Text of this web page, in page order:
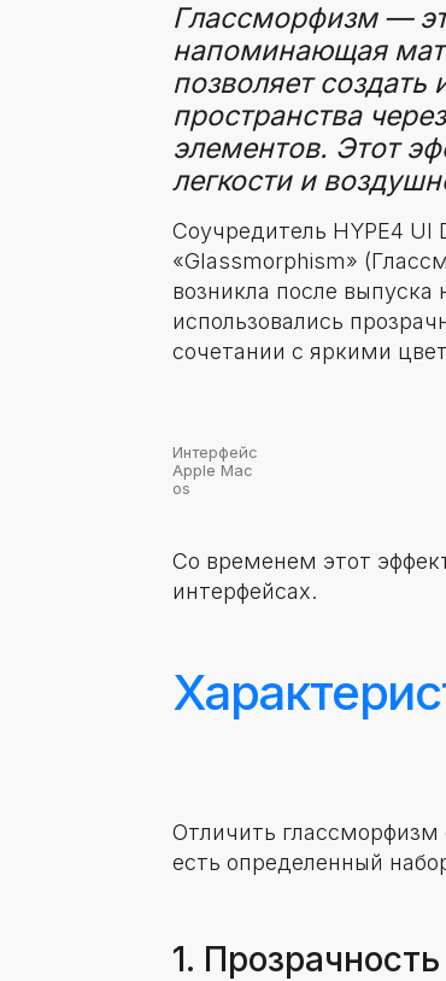
Глассморфизм —
напоминающая
позволяет
пространства
элементов. Этот
легкости и
Соучредитель HYPE4
«Glassmorphism»
возникла после
использовались
сочетании с яркими
Интерфейс
Apple Mac
os
Со временем этот
интерфейсах.
Отличить глассморфизм
есть определенный
1. Прозрачность